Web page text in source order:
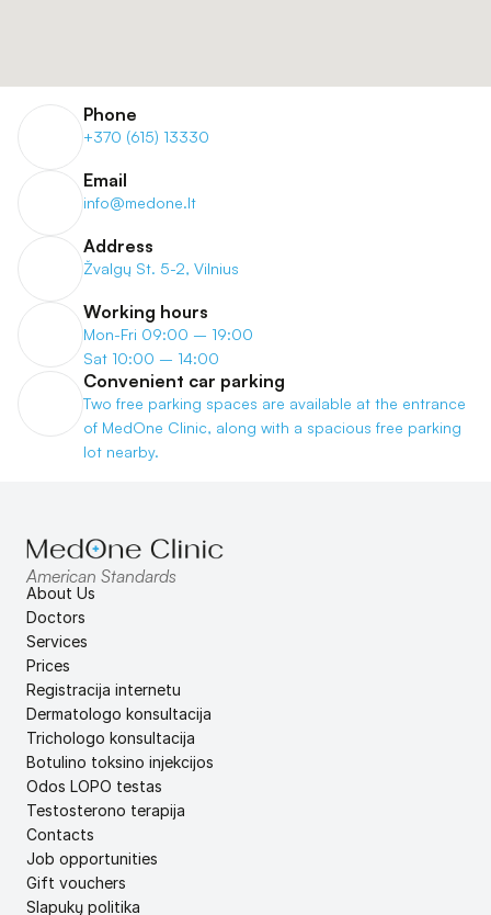
Phone
+370 (615) 13330
Email
info@medone.lt
Address
Žvalgų St. 5-2, Vilnius
Working hours
Mon-Fri 09:00 – 19:00
Sat 10:00 – 14:00
Convenient car parking
Two free parking spaces are available at the entrance
of MedOne Clinic, along with a spacious free parking
lot nearby.
American Standards
About Us
Doctors
Services
Prices
Registracija internetu
Dermatologo konsultacija
Trichologo konsultacija
Botulino toksino injekcijos
Odos LOPO testas
Testosterono terapija
Contacts
Job opportunities
Gift vouchers
Slapukų politika